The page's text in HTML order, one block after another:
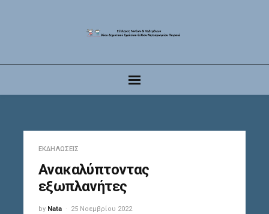
ΕΚΔΗΛΏΣΕΙΣ
Ανακαλύπτοντας
εξωπλανήτες
by Nata 25 Νοεμβρίου 2022